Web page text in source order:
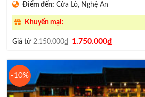
Điểm đến: Cửa Lò, Nghệ An
Khuyến mại:
Giá từ2.150.000₫
Giá
là:
2.150.000₫.
1.750.000₫Giá
hiện
tại
là:
1.750.000₫.
-10%